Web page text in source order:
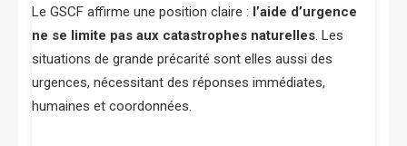
Le GSCF affirme une position claire : l’aide d’urgence
ne se limite pas aux catastrophes naturelles. Les
situations de grande précarité sont elles aussi des
urgences, nécessitant des réponses immédiates,
humaines et coordonnées.